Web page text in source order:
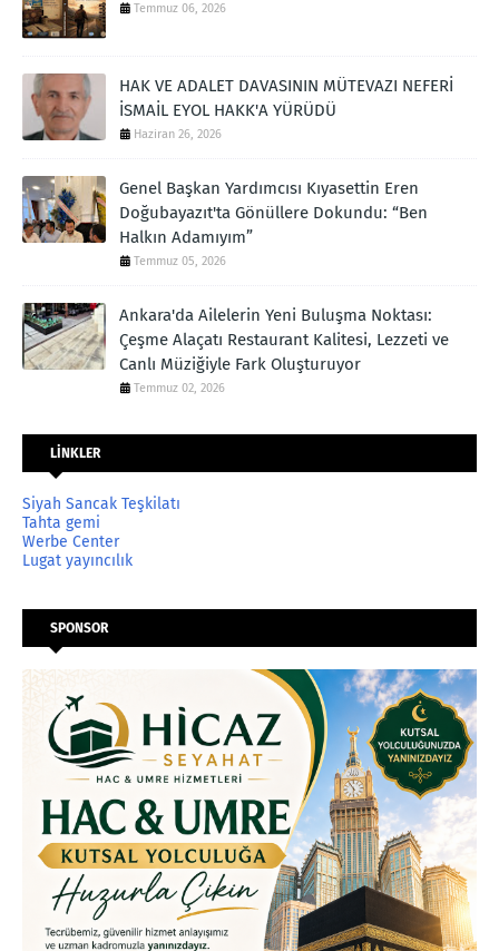
Temmuz 06, 2026
HAK VE ADALET DAVASININ MÜTEVAZI NEFERİ
İSMAİL EYOL HAKK'A YÜRÜDÜ
Haziran 26, 2026
Genel Başkan Yardımcısı Kıyasettin Eren
Doğubayazıt'ta Gönüllere Dokundu: “Ben
Halkın Adamıyım”
Temmuz 05, 2026
Ankara'da Ailelerin Yeni Buluşma Noktası:
Çeşme Alaçatı Restaurant Kalitesi, Lezzeti ve
Canlı Müziğiyle Fark Oluşturuyor
Temmuz 02, 2026
LİNKLER
Siyah Sancak Teşkilatı
Tahta gemi
Werbe Center
Lugat yayıncılık
SPONSOR